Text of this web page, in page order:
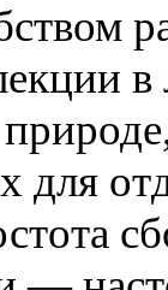
для